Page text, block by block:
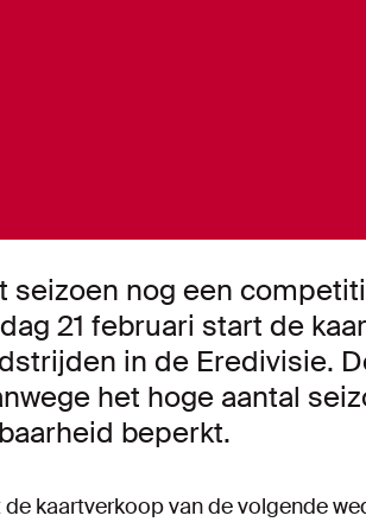
seizoen nog een
21 februari start de
in de Eredivisie.
het hoge aantal
beperkt.
kaartverkoop van de volgende